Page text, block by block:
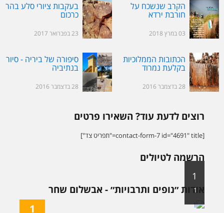
הקרב שנשכח על
חורבת ירדא
03 במרץ 2018
בעקבות ציורי סלע בהר
כרכום
23 בפברואר 2017
הכתובות הממלוכיות
בקלעת נמרוד
28 בדצמבר 2016
סיפורה של ביריה - סיור
בנתיביה
28 בדצמבר 2016
רוצים לדעת עוד? השאירו פרטים
[contact-form-7 id="4691" title="תפריט צד"]
הרשמה לטיולים
אודות ״נופים ותרבויות״ - אבשלום שחר
1
1
1